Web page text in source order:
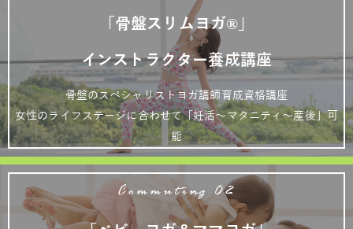
「骨盤スリムヨガ®」
インストラクター養成講座
骨盤のスペシャリストヨガ講師育成資格講座
女性のライフステージに合わせて「妊活～マタニティ～産後」可
能
Commuting 02